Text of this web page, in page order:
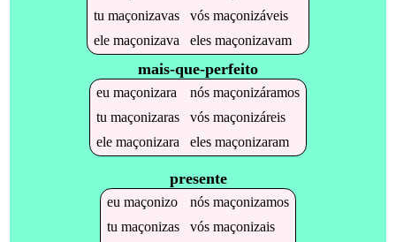
tu maçonizavas vós maçonizáveis
ele maçonizava eles maçonizavam
mais-que-perfeito
eu maçonizara nós maçonizáramos
tu maçonizaras vós maçonizáreis
ele maçonizara eles maçonizaram
presente
eu maçonizo nós maçonizamos
tu maçonizas vós maçonizais